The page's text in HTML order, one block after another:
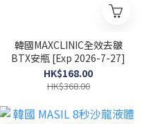
韓國MAXCLINIC全效去皺
BTX安瓶 [Exp 2026-7-27]
HK$168.00
HK$368.00